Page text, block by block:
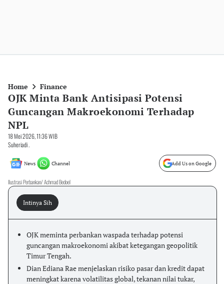
Home Finance
OJK Minta Bank Antisipasi Potensi
Guncangan Makroekonomi Terhadap
NPL
18 Mei 2026, 11:36 WIB
Suheriadi .
News Channel Add Us on Google
Ilustrasi Perbankan/ Achmad Bedoel
Intinya Sih
OJK meminta perbankan waspada terhadap potensi
guncangan makroekonomi akibat ketegangan geopolitik
Timur Tengah.
Dian Ediana Rae menjelaskan risiko pasar dan kredit dapat
meningkat karena volatilitas global, tekanan nilai tukar,